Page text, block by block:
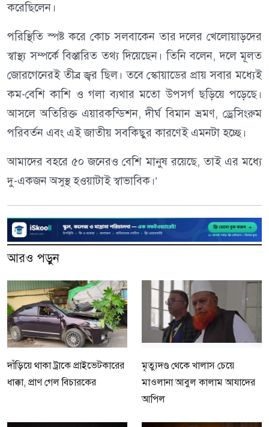
করেছিলেন।
পরিস্থিতি স্পষ্ট করে কোচ সলবাকেন তার দলের খেলোয়াড়দের
স্বাস্থ্য সম্পর্কে বিস্তারিত তথ্য দিয়েছেন। তিনি বলেন, দলে মূলত
জোরগেনেরই তীব্র জ্বর ছিল। তবে স্কোয়াডের প্রায় সবার মধ্যেই
কম-বেশি কাশি ও গলা ব্যথার মতো উপসর্গ ছড়িয়ে পড়েছে।
আসলে অতিরিক্ত এয়ারকন্ডিশন, দীর্ঘ বিমান ভ্রমণ, ড্রেসিংরুম
পরিবর্তন এবং এই জাতীয় সবকিছুর কারণেই এমনটা হচ্ছে।
আমাদের বহরে ৫০ জনেরও বেশি মানুষ রয়েছে, তাই এর মধ্যে
দু-একজন অসুস্থ হওয়াটাই স্বাভাবিক।’
আরও পড়ুন
দাঁড়িয়ে থাকা ট্রাকে প্রাইভেটকারের
ধাক্কা, প্রাণ গেল বিচারকের
মৃত্যুদণ্ড থেকে খালাস চেয়ে
মাওলানা আবুল কালাম আযাদের
আপিল